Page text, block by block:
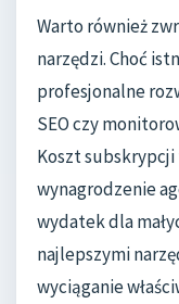
Warto również
narzędzi. Choć
profesjonalne
SEO czy
Koszt subskrypcji
wynagrodzenie
wydatek dla
najlepszymi
wyciąganie